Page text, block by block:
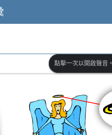
點擊一次以開啟聲音